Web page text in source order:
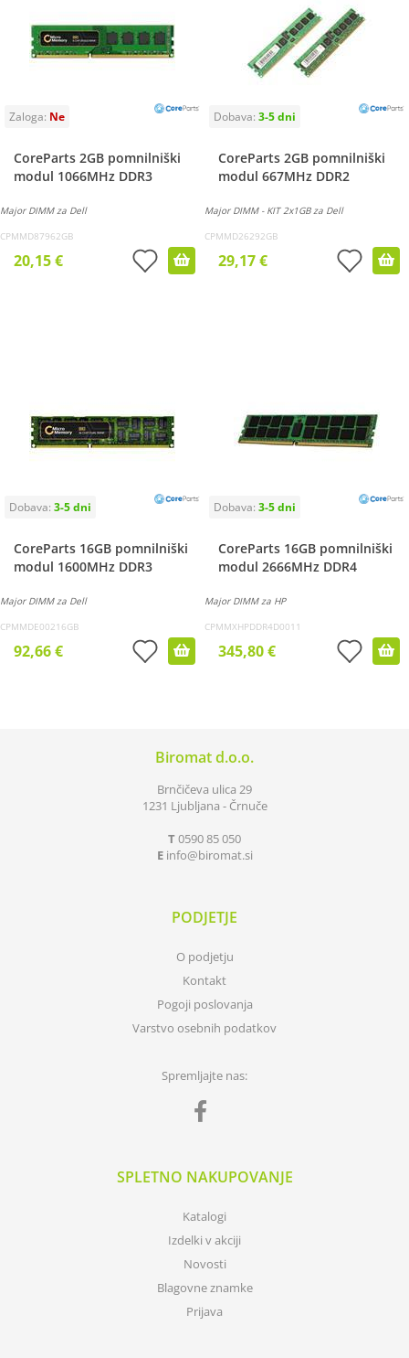
CoreParts 2GB pomnilniški
modul 1066MHz DDR3
Major DIMM za Dell
CPMMD87962GB
20,15 €
CoreParts 2GB pomnilniški
modul 667MHz DDR2
Major DIMM - KIT 2x1GB za Dell
CPMMD26292GB
29,17 €
CoreParts 16GB pomnilniški
modul 1600MHz DDR3
Major DIMM za Dell
CPMMDE00216GB
92,66 €
CoreParts 16GB pomnilniški
modul 2666MHz DDR4
Major DIMM za HP
CPMMXHPDDR4D0011
345,80 €
Biromat d.o.o.
Brnčičeva ulica 29
1231 Ljubljana - Črnuče
T0590 85 050
E info biromat.si
PODJETJE
O podjetju
Kontakt
Pogoji poslovanja
Varstvo osebnih podatkov
Spremljajte nas:
SPLETNO NAKUPOVANJE
Katalogi
Izdelki v akciji
Novosti
Blagovne znamke
Prijava